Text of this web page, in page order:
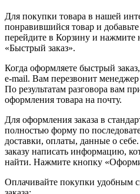
Для покупки товара в нашей
понравившийся товар и
перейдите в Корзину и нажмите
«Быстрый заказ».
Когда оформляете быстрый
e-mail. Вам перезвонит менеджер
По результатам разговора вам
оформления товара на почту.
Для оформления заказа в
полностью форму по
доставки, оплаты, данные о
заказу написать информацию,
найти. Нажмите кнопку
Оплачивайте покупки удобным